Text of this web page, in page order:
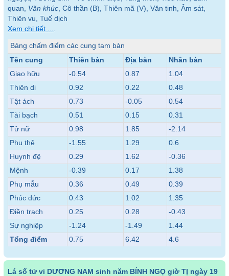
quan, Văn khúc, Cô thần (B), Thiên mã (V), Văn tinh, Âm sát,
Thiên vu, Tuế dịch
Xem chi tiết ...
Bảng chấm điểm các cung tam bàn
Tên cung
Thiên bàn Địa bàn
Nhân bàn
Giao hữu
-0.54 0.87
1.04
Thiên di
0.92 0.22
0.48
Tật ách
0.73 -0.05
0.54
Tài bạch
0.51 0.15
0.31
Tử nữ
0.98 1.85
-2.14
Phu thê
-1.55 1.29
0.6
Huynh đệ
0.29 1.62
-0.36
Mệnh
-0.39 0.17
1.38
Phụ mẫu
0.36 0.49
0.39
Phúc đức
0.43 1.02
1.35
Điền trạch
0.25 0.28
-0.43
Sự nghiệp
-1.24 -1.49
1.44
Tổng điểm
0.75 6.42 4.6
Lá số tử vi DƯƠNG NAM sinh năm BÍNH NGỌ giờ TỊ ngày 19